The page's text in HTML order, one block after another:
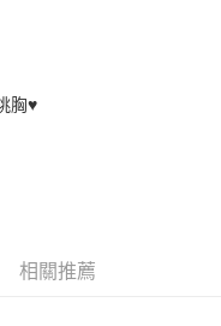
。
胸♥️
相關推薦